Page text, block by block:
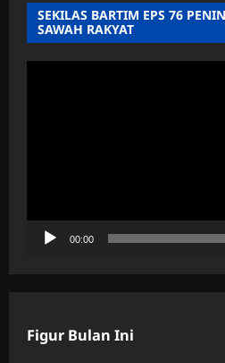
Isu
Isu
Negatif,
Gelar
Rapat
SEKILAS BARTIM EPS 76
SAWAH RAKYAT
00:00
Figur Bulan Ini